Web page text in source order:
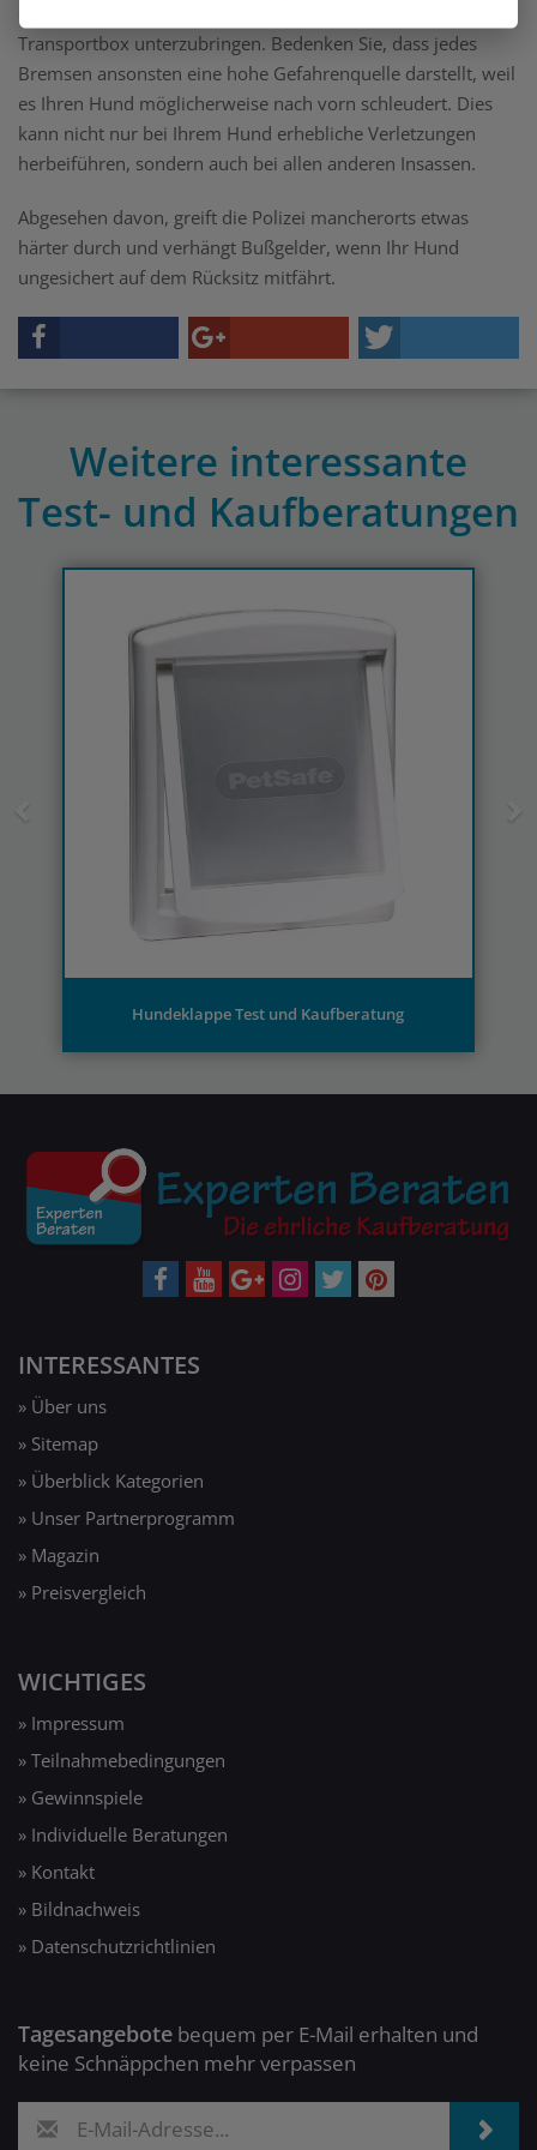
Transportbox unterzubringen. Bedenken Sie, dass jedes
Bremsen ansonsten eine hohe Gefahrenquelle darstellt, weil
es Ihren Hund möglicherweise nach vorn schleudert. Dies
kann nicht nur bei Ihrem Hund erhebliche Verletzungen
herbeiführen, sondern auch bei allen anderen Insassen.
Abgesehen davon, greift die Polizei mancherorts etwas
härter durch und verhängt Bußgelder, wenn Ihr Hund
ungesichert auf dem Rücksitz mitfährt.
Weitere interessante
Test- und Kaufberatungen
Hundeklappe Test und Kaufberatung
Previous
INTERESSANTES
» Über uns
» Sitemap
» Überblick Kategorien
» Unser Partnerprogramm
» Magazin
» Preisvergleich
WICHTIGES
» Impressum
» Teilnahmebedingungen
» Gewinnspiele
» Individuelle Beratungen
» Kontakt
» Bildnachweis
» Datenschutzrichtlinien
Tagesangebote bequem per E-Mail erhalten und
keine Schnäppchen mehr verpassen